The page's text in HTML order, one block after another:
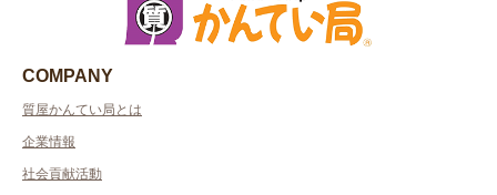
COMPANY
質屋かんてい局とは
企業情報
社会貢献活動